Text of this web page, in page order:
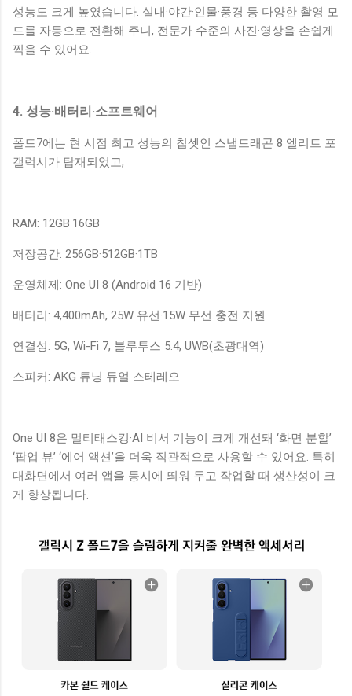
성능도 크게 높였습니다. 실내·야간·인물·풍경 등 다양한 촬영 모
드를 자동으로 전환해 주니, 전문가 수준의 사진·영상을 손쉽게
찍을 수 있어요.
4. 성능·배터리·소프트웨어
폴드7에는 현 시점 최고 성능의 칩셋인 스냅드래곤 8 엘리트 포
갤럭시가 탑재되었고,
RAM: 12GB·16GB
저장공간: 256GB·512GB·1TB
운영체제: One UI 8 (Android 16 기반)
배터리: 4,400mAh, 25W 유선·15W 무선 충전 지원
연결성: 5G, Wi-Fi 7, 블루투스 5.4, UWB(초광대역)
스피커: AKG 튜닝 듀얼 스테레오
One UI 8은 멀티태스킹·AI 비서 기능이 크게 개선돼 ‘화면 분할’
‘팝업 뷰’ ‘에어 액션’을 더욱 직관적으로 사용할 수 있어요. 특히
대화면에서 여러 앱을 동시에 띄워 두고 작업할 때 생산성이 크
게 향상됩니다.